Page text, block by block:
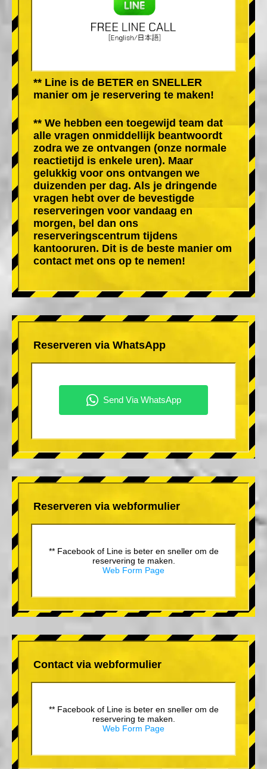
** Line is de BETER en SNELLER
manier om je reservering te maken!
** We hebben een toegewijd team dat
alle vragen onmiddellijk beantwoordt
zodra we ze ontvangen (onze normale
reactietijd is enkele uren). Maar
gelukkig voor ons ontvangen we
duizenden per dag. Als je dringende
vragen hebt over de bevestigde
reserveringen voor vandaag en
morgen, bel dan ons
reserveringscentrum tijdens
kantooruren. Dit is de beste manier om
contact met ons op te nemen!
Reserveren via WhatsApp
Reserveren via webformulier
** Facebook of Line is beter en sneller om de
reservering te maken.
Web Form Page
Contact via webformulier
** Facebook of Line is beter en sneller om de
reservering te maken.
Web Form Page